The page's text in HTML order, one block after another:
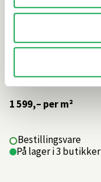
1 599,– per m²
Bestillingsvare
På lager i 3 butikker